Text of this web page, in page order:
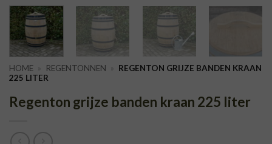
HOME » REGENTONNEN » REGENTON GRIJZE BANDEN KRAAN
225 LITER
Regenton grijze banden kraan 225 liter